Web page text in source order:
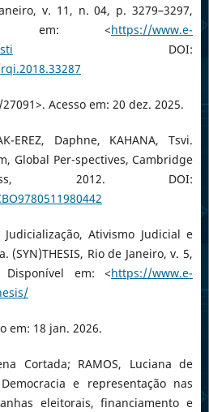
v. 11, n. 04, p. 3279–3297,
em: <https://www.e-
DOI:
Acesso em: 20 dez. 2025.
EREZ, Daphne, KAHANA, Tsvi.
Global Per-spectives, Cambridge
2012. DOI:
Judicialização, Ativismo Judicial e
(SYN)THESIS, Rio de Janeiro, v. 5,
em: <https://www.e-
em: 18 jan. 2026.
Cortada; RAMOS, Luciana de
e representação nas
eleitorais, financiamento e